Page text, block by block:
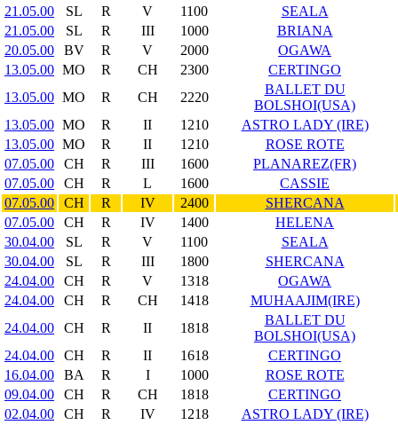
21.05.00
SL R V 1100
SEALA
21.05.00
SL R III 1000
BRIANA
20.05.00
BV R V 2000
OGAWA
13.05.00 MO R CH 2300
CERTINGO
13.05.00 MO R CH 2220
BALLET DU
BOLSHOI(USA)
13.05.00 MO R II 1210
ASTRO LADY (IRE)
13.05.00 MO R II 1210
ROSE ROTE
07.05.00
CH R III 1600
PLANAREZ(FR)
07.05.00
CH R L 1600
CASSIE
07.05.00
CH R IV 2400
SHERCANA
07.05.00
CH R IV 1400
HELENA
30.04.00
SL R V 1100
SEALA
30.04.00
SL R III 1800
SHERCANA
24.04.00
CH R V 1318
OGAWA
24.04.00
CH R CH 1418
MUHAAJIM(IRE)
24.04.00
CH R II 1818
BALLET DU
BOLSHOI(USA)
24.04.00
CH R II 1618
CERTINGO
16.04.00
BA R I 1000
ROSE ROTE
09.04.00
CH R CH 1818
CERTINGO
02.04.00
CH R IV 1218
ASTRO LADY (IRE)